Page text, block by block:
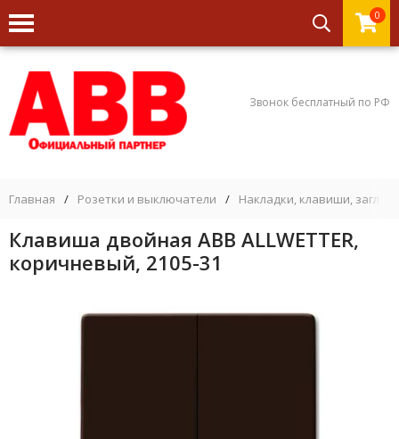
0
Звонок бесплатный по РФ
Главная / Розетки и выключатели / Накладки, клавиши,
Клавиша двойная ABB ALLWETTER,
коричневый, 2105-31